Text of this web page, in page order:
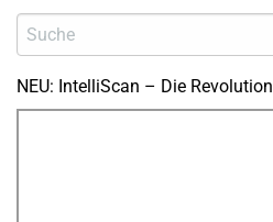
NEU: IntelliScan – Die